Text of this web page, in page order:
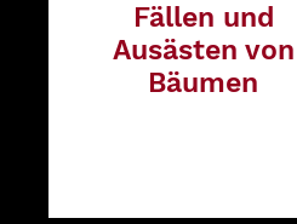
Fällen und
Ausästen von
Bäumen